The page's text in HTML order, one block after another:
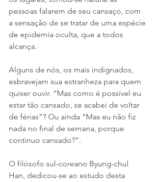
pessoas falarem de seu cansaço, com
a sensação de se tratar de uma espécie
de epidemia oculta, que a todos
alcança.
Alguns de nós, os mais indignados,
esbravejam sua estranheza para quem
quiser ouvir. “Mas como é possível eu
estar tão cansado, se acabei de voltar
de férias”? Ou ainda “Mas eu não fiz
nada no final de semana, porque
continuo cansado?”.
O filósofo sul-coreano Byung-chul
Han, dedicou-se ao estudo desta